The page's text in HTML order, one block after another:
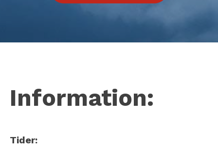
Information:
Tider: